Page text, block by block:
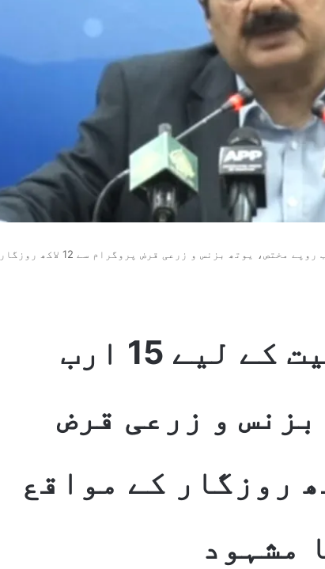
نوجوانوں کی تربیت کے لیے 15 ارب روپے مختص، یوتھ بزنس و زرعی قرض پروگرام سے 12 لاکھ روزگار
نوجوانوں کی تربیت کے لیے 15 ارب
و زرعی قرض
سے 12 لاکھ روزگار کے مواقع
مشہود